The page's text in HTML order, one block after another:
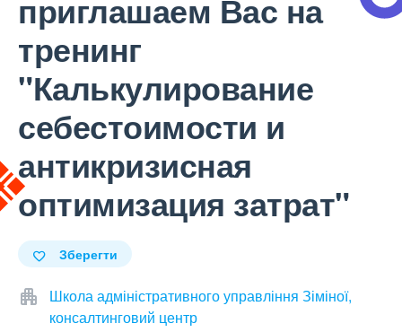
приглашаем Вас на
тренинг
"Калькулирование
себестоимости и
антикризисная
оптимизация затрат"
Зберегти
Школа адміністративного управління Зіміної,
консалтинговий центр